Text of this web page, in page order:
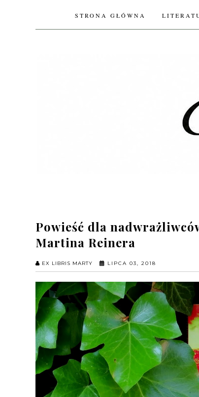
STRONA GŁÓWNA
Powieść dla
Martina Reinera
EX LIBRIS MARTY LIPCA 03, 2018